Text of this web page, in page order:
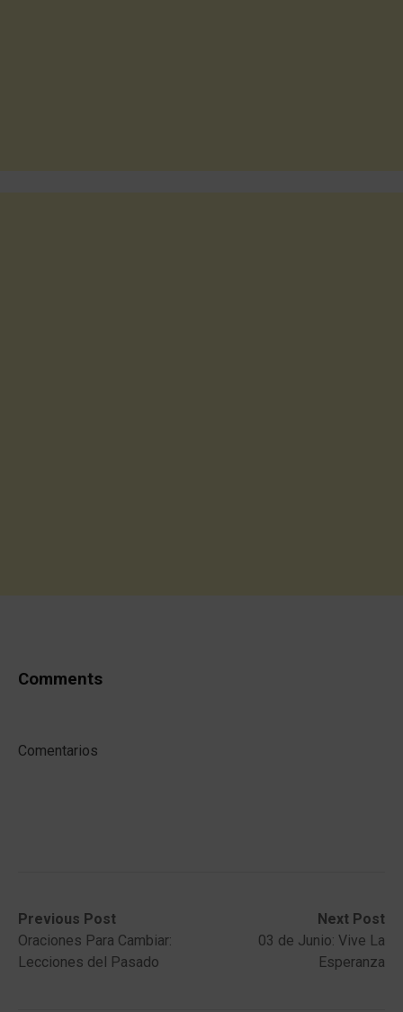
Comments
Comentarios
Post
navigation
Previous Post
Previous
post:Oraciones Para Cambiar:
Lecciones del Pasado
Next Post
Next
post:
03 de Junio: Vive La
Esperanza